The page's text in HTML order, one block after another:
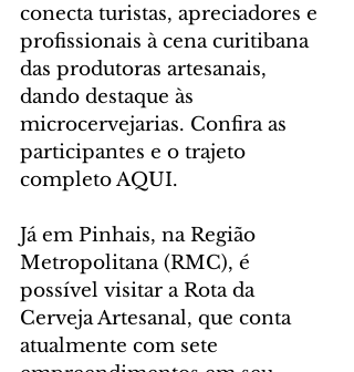
conecta turistas, apreciadores e
profissionais à cena curitibana
das produtoras artesanais,
dando destaque às
microcervejarias. Confira as
participantes e o trajeto
completo AQUI.
Já em Pinhais, na Região
Metropolitana (RMC), é
possível visitar a Rota da
Cerveja Artesanal, que conta
atualmente com sete